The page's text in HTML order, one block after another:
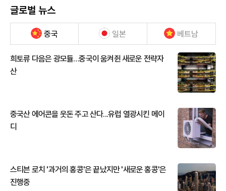
글로벌 뉴스
중국 일본 베트남
희토류 다음은 광모듈…중국이 움켜쥔 새로운 전략자
산
중국산 에어콘을 웃돈 주고 산다...유럽 열광시킨 메이
디
스티븐 로치 '과거의 홍콩'은 끝났지만 '새로운 홍콩'은
진행중